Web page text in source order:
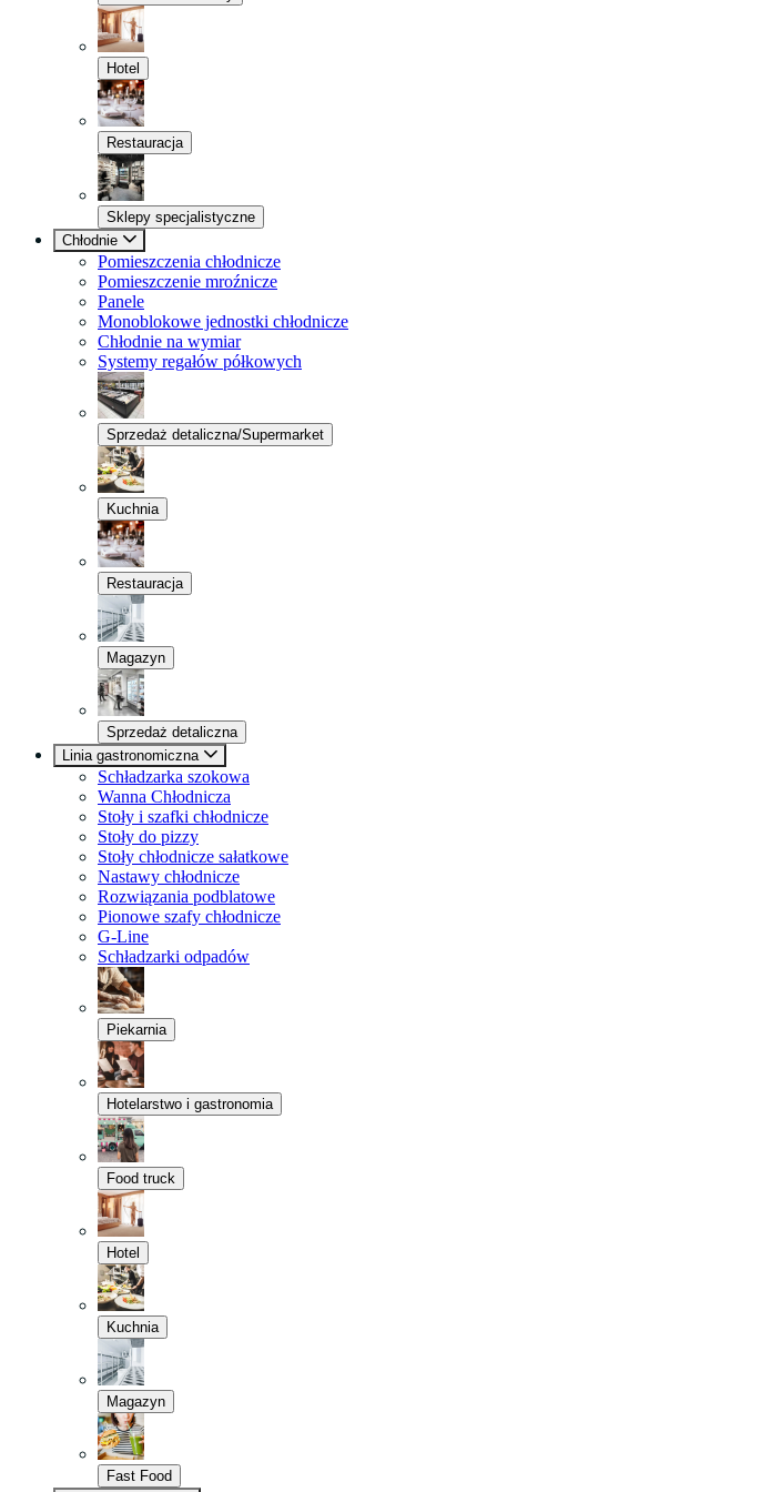
Hotel
Restauracja
Sklepy specjalistyczne
Chłodnie
Pomieszczenia chłodnicze
Pomieszczenie mroźnicze
Panele
Monoblokowe jednostki chłodnicze
Chłodnie na wymiar
Systemy regałów półkowych
Sprzedaż detaliczna/Supermarket
Kuchnia
Restauracja
Magazyn
Sprzedaż detaliczna
Linia gastronomiczna
Schładzarka szokowa
Wanna Chłodnicza
Stoły i szafki chłodnicze
Stoły do pizzy
Stoły chłodnicze sałatkowe
Nastawy chłodnicze
Rozwiązania podblatowe
Pionowe szafy chłodnicze
G-Line
Schładzarki odpadów
Piekarnia
Hotelarstwo i gastronomia
Food truck
Hotel
Kuchnia
Magazyn
Fast Food